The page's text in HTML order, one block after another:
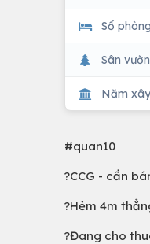
Số
Sân vườn
Năm
#quan10
?CCG - cần
?Hẻm 4m
?Đang cho